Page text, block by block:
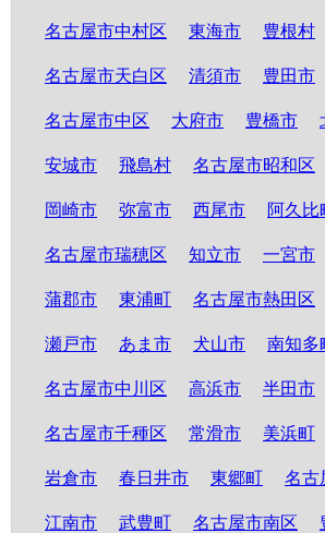
名古屋市中村区 東海市 豊根村
名古屋市天白区 清須市 豊田市
名古屋市中区 大府市 豊橋市
安城市 飛島村 名古屋市昭和区
岡崎市 弥富市 西尾市 阿久比
名古屋市瑞穂区 知立市 一宮市
蒲郡市 東浦町 名古屋市熱田区
瀬戸市 あま市 犬山市 南知多
名古屋市中川区 高浜市 半田市
名古屋市千種区 常滑市 美浜町
岩倉市 春日井市 東郷町 名古
江南市 武豊町 名古屋市南区